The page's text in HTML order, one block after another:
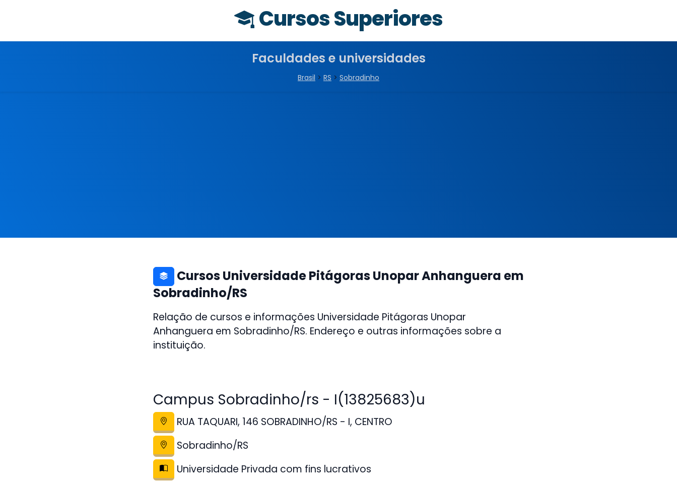
Cursos Superiores
Faculdades e universidades
Brasil > RS > Sobradinho
Cursos Universidade Pitágoras Unopar Anhanguera em
Sobradinho/RS
Relação de cursos e informações Universidade Pitágoras Unopar
Anhanguera em Sobradinho/RS. Endereço e outras informações sobre a
instituição.
Campus Sobradinho/rs - I(13825683)u
RUA TAQUARI, 146 SOBRADINHO/RS - I, CENTRO
Sobradinho/RS
Universidade Privada com fins lucrativos